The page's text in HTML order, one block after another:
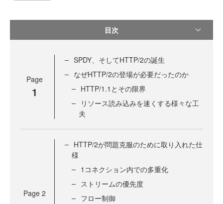
目次
Page
1
SPDY、そしてHTTP/2の誕生
なぜHTTP/2の登場が必要だったのか
HTTP/1.1とその限界
リソース読み込みを速くする様々な工
夫
Page 2
HTTP/2が問題克服のために取り入れた仕
様
1コネクション内での多重化
ストリームの優先度
フロー制御